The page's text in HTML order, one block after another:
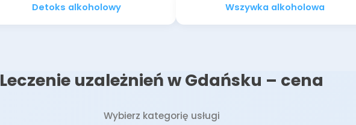
Detoks alkoholowy Wszywka alkoholowa
Leczenie uzależnień w Gdańsku – cena
Wybierz kategorię usługi